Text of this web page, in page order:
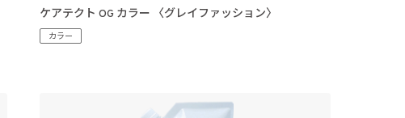
ケアテクト OG カラー 〈グレイファッション〉
カラー